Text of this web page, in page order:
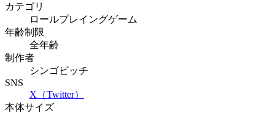
カテゴリ
ロールプレイングゲーム
年齢制限
全年齢
制作者
シンゴビッチ
SNS
X（Twitter）
本体サイズ